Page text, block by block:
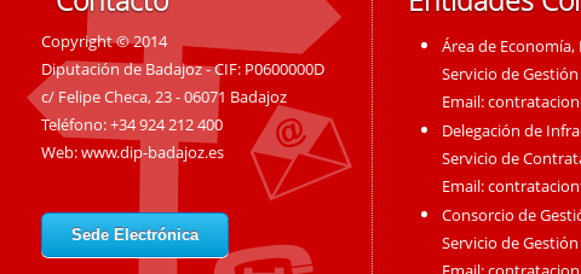
Copyright © 2014
Diputación de Badajoz - CIF: P0600000D
c/ Felipe Checa, 23 - 06071 Badajoz
Teléfono: +34 924 212 400
Web:www.dip-badajoz.es
Sede Electrónica
Área de
Servicio de
Email:
Delegación de
Servicio de
Email:
Consorcio de
Servicio de